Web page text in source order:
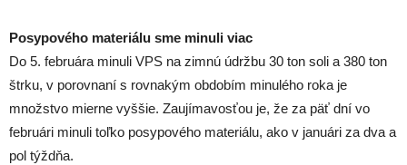
Posypového materiálu sme minuli viac
Do 5. februára minuli VPS na zimnú údržbu 30 ton soli a 380 ton
štrku, v porovnaní s rovnakým obdobím minulého roka je
množstvo mierne vyššie. Zaujímavosťou je, že za päť dní vo
februári minuli toľko posypového materiálu, ako v januári za dva a
pol týždňa.